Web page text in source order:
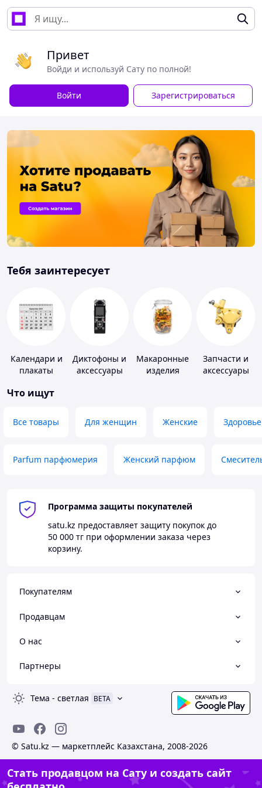
Привет
Войди и используй Сату по полной!
Войти Зарегистрироваться
Тебя заинтересует
Календари и
плакаты
Диктофоны и
аксессуары
Макаронные
изделия
Запчасти и
аксессуары
Что ищут
Все товары Для женщин Женские Здоровье
Parfum парфюмерия Женский парфюм
Программа защиты покупателей
satu.kz предоставляет защиту покупок до
50 000 тг при оформлении заказа через
корзину.
Покупателям
Продавцам
О нас
Партнеры
Тема - светлая BETA
© Satu.kz — маркетплейс Казахстана, 2008-2026
Стать продавцом на Сату и создать сайт